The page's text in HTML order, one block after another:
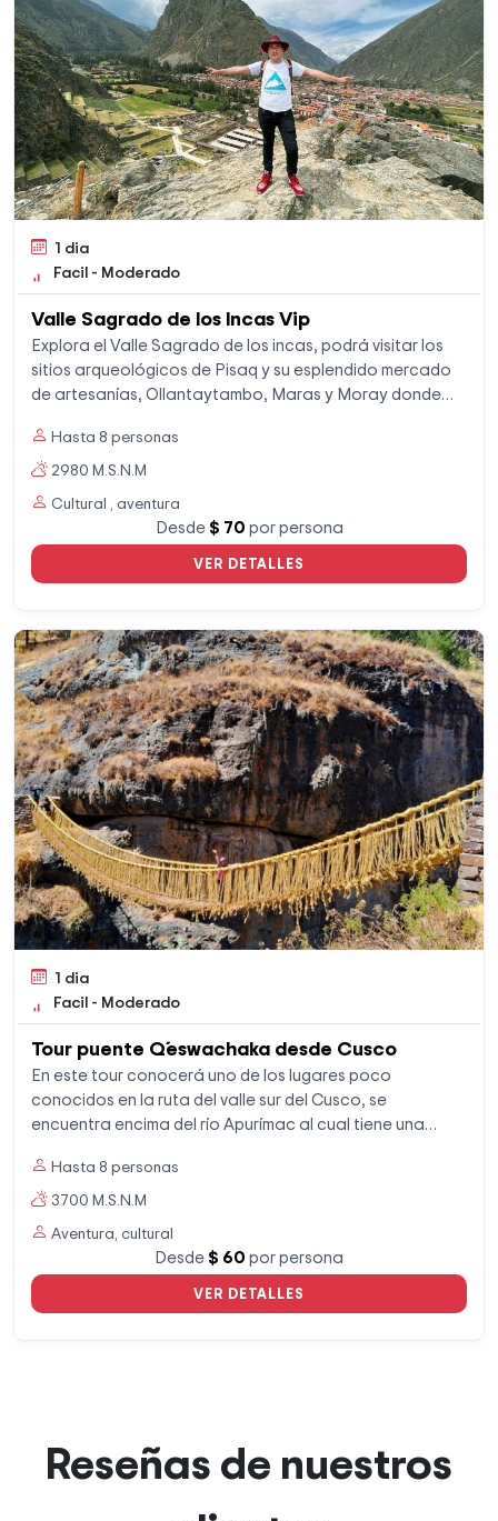
1 dia
Facil - Moderado
Valle Sagrado de los Incas Vip
Explora el Valle Sagrado de los incas, podrá visitar los
sitios arqueológicos de Pisaq y su esplendido mercado
de artesanías, Ollantaytambo, Maras y Moray donde
las famosas minas de sal.
Hasta 8 personas
2980 M.S.N.M
Cultural , aventura
Desde$ 70por persona
VER DETALLES
1 dia
Facil - Moderado
Tour puente Q´eswachaka desde Cusco
En este tour conocerá uno de los lugares poco
conocidos en la ruta del valle sur del Cusco, se
encuentra encima del río Apurímac al cual tiene una
del Qhapaq Ñan o camino inca, es uno de los puentes
incas antiguo que aú
Hasta 8 personas
3700 M.S.N.M
Aventura, cultural
Desde$ 60por persona
VER DETALLES
Reseñas de nuestros